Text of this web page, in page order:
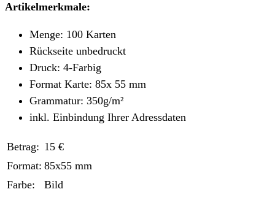
Artikelmerkmale:
Menge: 100 Karten
Rückseite unbedruckt
Druck: 4-Farbig
Format Karte: 85x 55 mm
Grammatur: 350g/m²
inkl. Einbindung Ihrer Adressdaten
Betrag: 15 €
Format: 85x55 mm
Farbe:
Bild